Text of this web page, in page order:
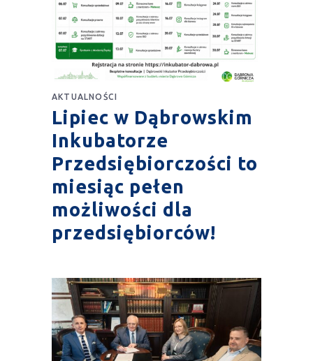
AKTUALNOŚCI
Lipiec w Dąbrowskim
Inkubatorze
Przedsiębiorczości to
miesiąc pełen
możliwości dla
przedsiębiorców!